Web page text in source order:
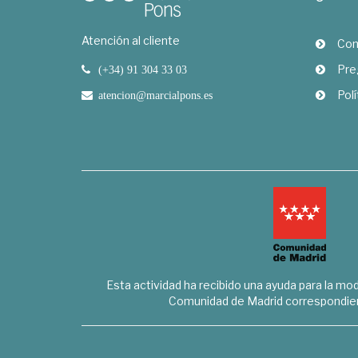
Atención al cliente
(+34) 91 304 33 03
atencion@marcialpons.es
Esta actividad ha recibido una ayuda para la
Comunidad de Madrid